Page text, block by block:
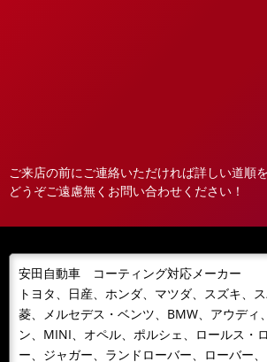
ご来店の前にご連絡いただければ詳しい道順
どうぞご遠慮無くお問い合わせください！
安田自動車 コーティング対応メーカー
トヨタ、日産、ホンダ、マツダ、スズキ、
菱、メルセデス・ベンツ、BMW、アウディ
ン、MINI、オペル、ポルシェ、ロールス・
ー、ジャガー、ランドローバー、ローバー